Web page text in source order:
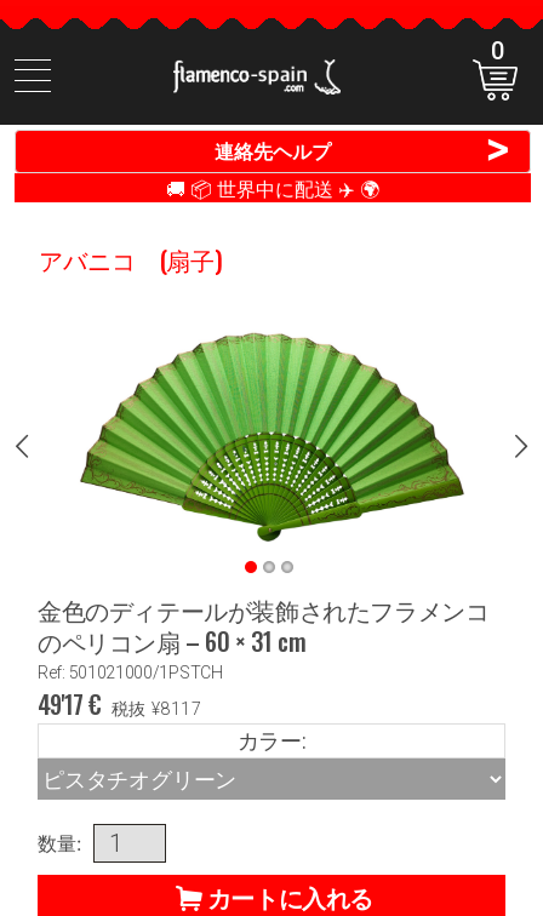
商
品
検
0
連絡先ヘルプ >
🚚 📦 世界中に配送 ✈️ 🌍
アバニコ (扇子)
金色のディテールが装飾されたフラメンコ
のペリコン扇 – 60 × 31 cm
Ref: 501021000/1PSTCH
49'17€ 税抜 ¥8117
カラー:
数量:
カートに入れる